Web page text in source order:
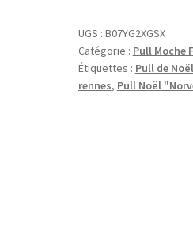
UGS : B07YG2XGSX
Catégorie : Pull Moche
Étiquettes : Pull de
rennes, Pull Noël